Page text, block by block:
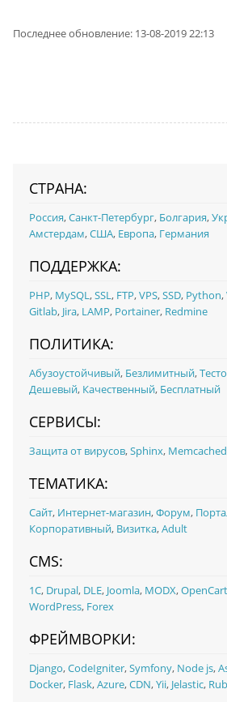
Последнее обновление: 13-08-2019 22:13
СТРАНА:
Россия,Санкт-Петербург, Болгария,
Амстердам,США, Европа, Германия
ПОДДЕРЖКА:
PHP, MySQL,SSL, FTP,VPS,SSD, Python,
Gitlab, Jira, LAMP, Portainer, Redmine
ПОЛИТИКА:
Абузоустойчивый, Безлимитный,
Дешевый, Качественный, Бесплатный
СЕРВИСЫ:
Защита от вирусов,Sphinx, Memcached
ТЕМАТИКА:
Сайт, Интернет-магазин,Форум,
Корпоративный, Визитка,Adult
CMS:
1С, Drupal, DLE, Joomla, MODX,OpenCart
WordPress, Forex
ФРЕЙМВОРКИ:
Django,CodeIgniter,Symfony, Node js,
Docker, Flask,Azure,CDN,Yii, Jelastic,